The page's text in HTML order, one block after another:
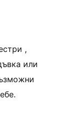
,
или